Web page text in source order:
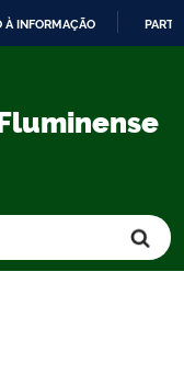
À INFORMAÇÃO